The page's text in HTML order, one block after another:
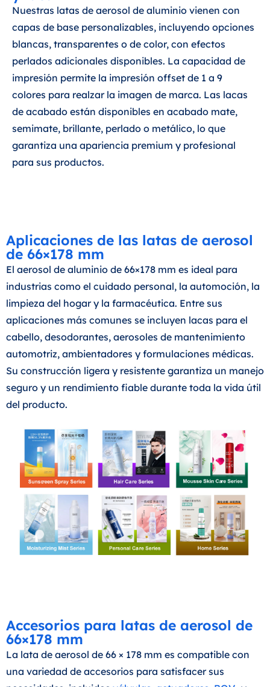
Nuestras latas de aerosol de aluminio vienen con
capas de base personalizables, incluyendo opciones
blancas, transparentes o de color, con efectos
perlados adicionales disponibles. La capacidad de
impresión permite la impresión offset de 1 a 9
colores para realzar la imagen de marca. Las lacas
de acabado están disponibles en acabado mate,
semimate, brillante, perlado o metálico, lo que
garantiza una apariencia premium y profesional
para sus productos.
Aplicaciones de las latas de aerosol
de 66×178 mm
El aerosol de aluminio de 66×178 mm es ideal para
industrias como el cuidado personal, la automoción, la
limpieza del hogar y la farmacéutica. Entre sus
aplicaciones más comunes se incluyen lacas para el
cabello, desodorantes, aerosoles de mantenimiento
automotriz, ambientadores y formulaciones médicas.
Su construcción ligera y resistente garantiza un manejo
seguro y un rendimiento fiable durante toda la vida útil
del producto.
Accesorios para latas de aerosol de
66×178 mm
La lata de aerosol de 66 × 178 mm es compatible con
una variedad de accesorios para satisfacer sus